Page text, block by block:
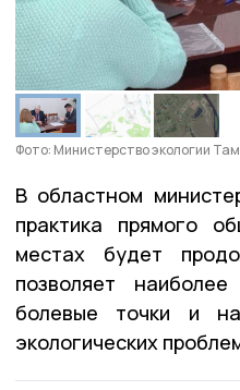
Фото: Министерство экологии
В областном
практика прямого
местах будет
позволяет
болевые точки и
экологических